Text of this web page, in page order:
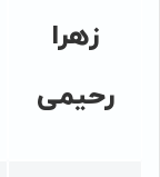
زهرا
رحیمی